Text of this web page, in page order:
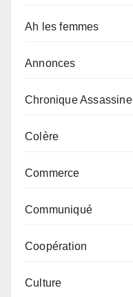
Ah les femmes
Annonces
Chronique Assassine
Colère
Commerce
Communiqué
Coopération
Culture